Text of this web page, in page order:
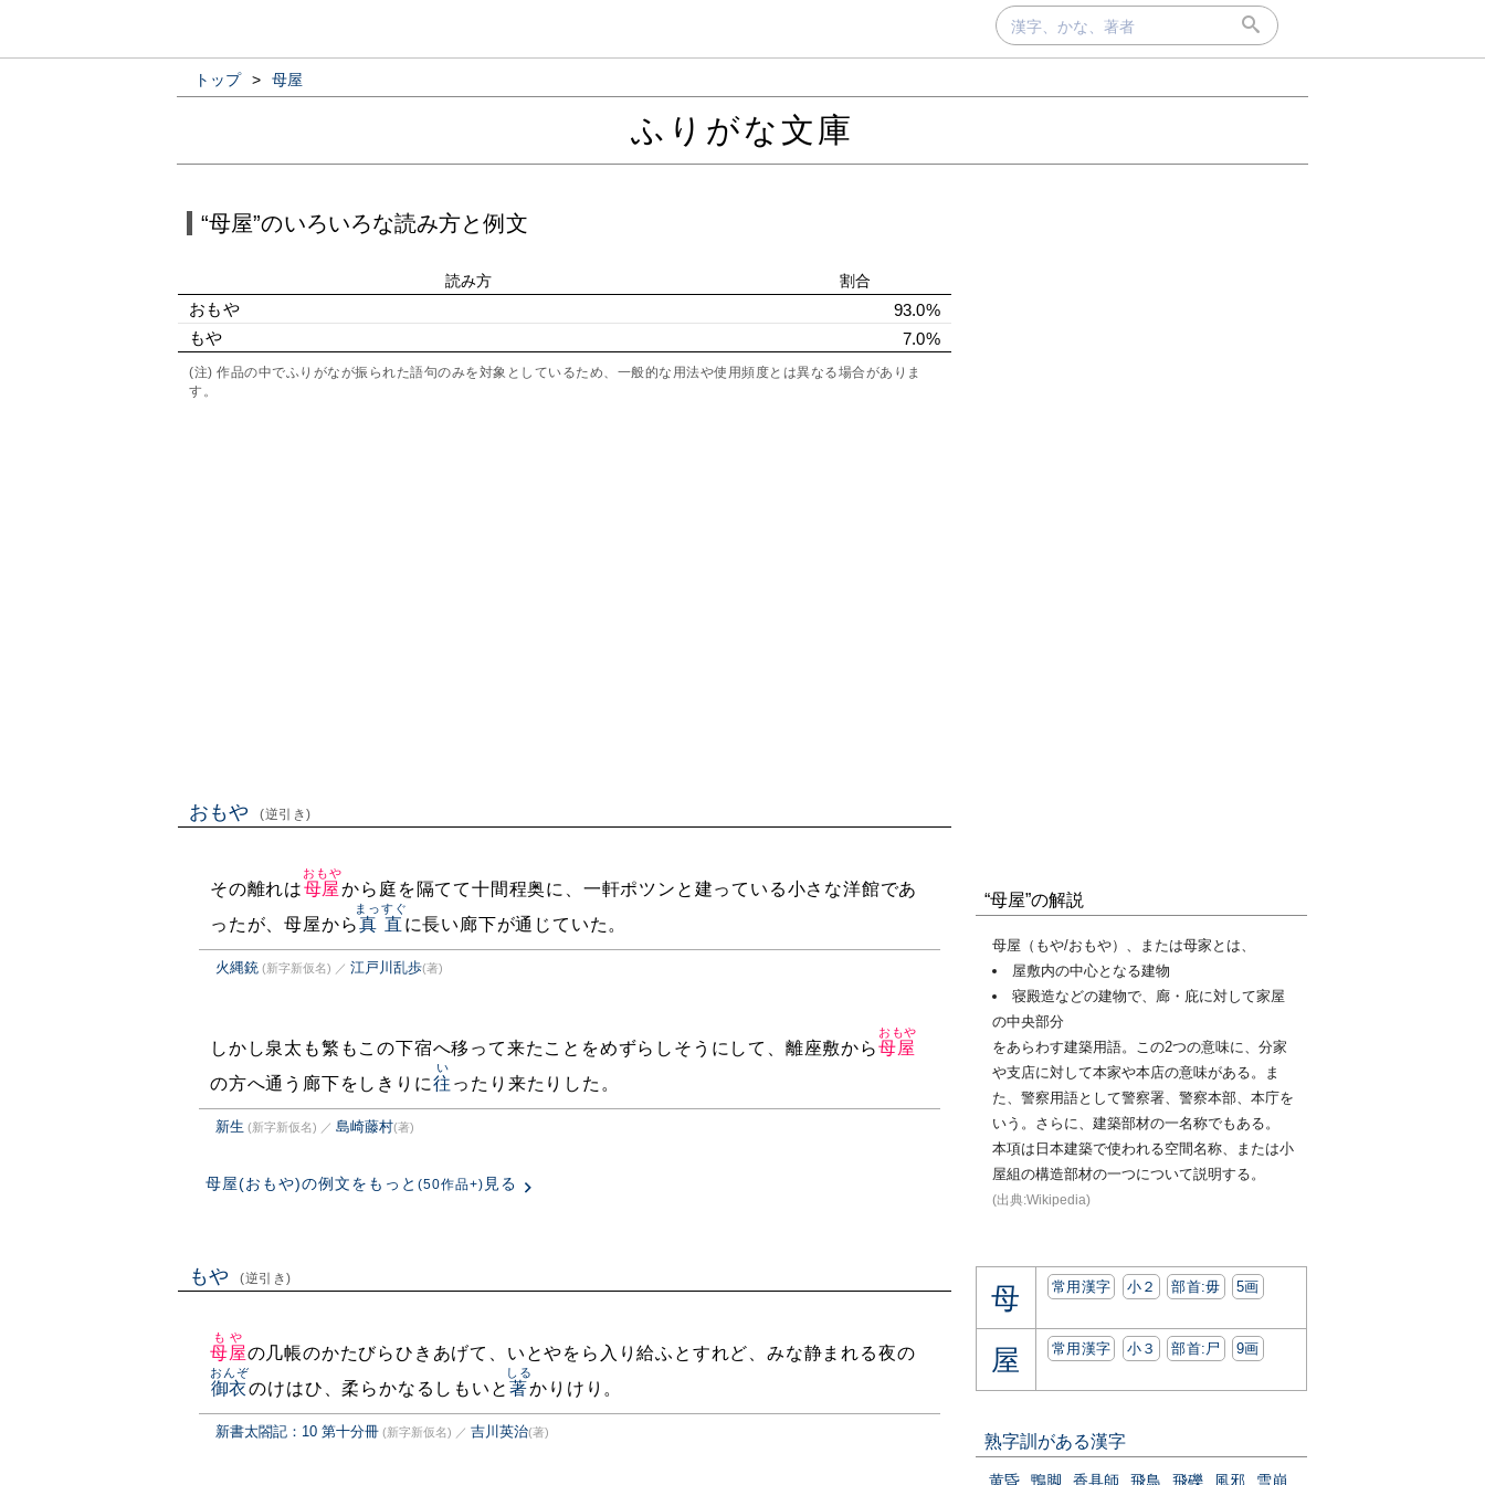
トップ > 母屋
ふりがな文庫
“母屋”のいろいろな読み方と例文
読み方 割合
おもや
93.0%
もや
7.0%
(注) 作品の中でふりがなが振られた語句のみを対象としているため、一般的な用法や使用頻度とは異なる場合がありま
す。
おもや (逆引き)
その離れは母屋
おもや
から庭を隔てて十間程奥に、一軒ポツンと建っている小さな洋館であ
ったが、母屋から真直
まっすぐ
に長い廊下が通じていた。
火縄銃 (新字新仮名) ／ 江戸川乱歩(著)
しかし泉太も繁もこの下宿へ移って来たことをめずらしそうにして、離座敷から母屋
おもや
の方へ通う廊下をしきりに往
い
ったり来たりした。
新生 (新字新仮名) ／ 島崎藤村(著)
母屋(おもや)の例文をもっと (50作品+) 見る
もや (逆引き)
母屋
もや
の几帳のかたびらひきあげて、いとやをら入り給ふとすれど、みな静まれる夜の
御衣
おんぞ
のけはひ、柔らかなるしもいと 著
しる
かりけり。
新書太閤記：10 第十分冊 (新字新仮名) ／ 吉川英治(著)
“母屋”の解説
母屋（もや/おもや）、または母家とは、
屋敷内の中心となる建物
寝殿造などの建物で、廊・庇に対して家屋
の中央部分
をあらわす建築用語。この2つの意味に、分家
や支店に対して本家や本店の意味がある。ま
た、警察用語として警察署、警察本部、本庁を
いう。さらに、建築部材の一名称でもある。
本項は日本建築で使われる空間名称、または小
屋組の構造部材の一つについて説明する。
(出典:Wikipedia)
母 常用漢字 小２ 部首:⽏ 5画
屋 常用漢字 小３ 部首:⼫ 9画
熟字訓がある漢字
黄昏 鴨脚 香具師 飛鳥 飛礫 風邪 雪崩